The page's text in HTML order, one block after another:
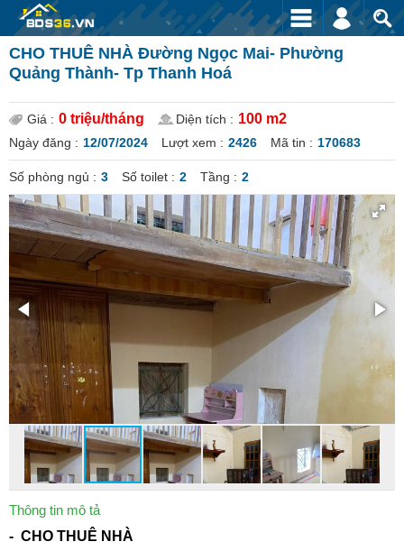
CHO THUÊ NHÀ Đường Ngọc Mai- Phường
Quảng Thành- Tp Thanh Hoá
Giá : 0 triệu/tháng Diện tích : 100 m2
Ngày đăng : 12/07/2024 Lượt xem : 2426 Mã tin : 170683
Số phòng ngủ : 3 Số toilet : 2 Tầng : 2
Thông tin mô tả
- CHO THUÊ NHÀ